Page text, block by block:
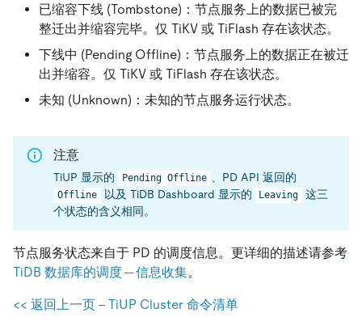
已缩容下线 (Tombstone)：节点服务上的数据已被完
整迁出并缩容完毕。仅 TiKV 或 TiFlash 存在该状态。
下线中 (Pending Offline)：节点服务上的数据正在被迁
出并缩容。仅 TiKV 或 TiFlash 存在该状态。
未知 (Unknown)：未知的节点服务运行状态。
注意
TiUP 显示的 Pending Offline 、PD API 返回的
Offline 以及 TiDB Dashboard 显示的 Leaving
这三
个状态的含义相同。
节点服务状态来自于 PD 的调度信息。更详细的描述请参考
TiDB 数据库的调度 -- 信息收集。
<< 返回上一页 - TiUP Cluster 命令清单